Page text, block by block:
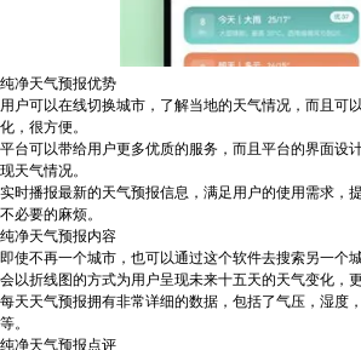
纯净天气预报优势
用户可以在线切换城市，了解当地的天气情况，而且可
化，很方便。
平台可以带给用户更多优质的服务，而且平台的界面设
现天气情况。
实时播报最新的天气预报信息，满足用户的使用需求，
不必要的麻烦。
纯净天气预报内容
即使不再一个城市，也可以通过这个软件去搜索另一个
会以折线图的方式为用户呈现未来十五天的天气变化，
每天天气预报拥有非常详细的数据，包括了气压，湿度
等。
纯净天气预报点评